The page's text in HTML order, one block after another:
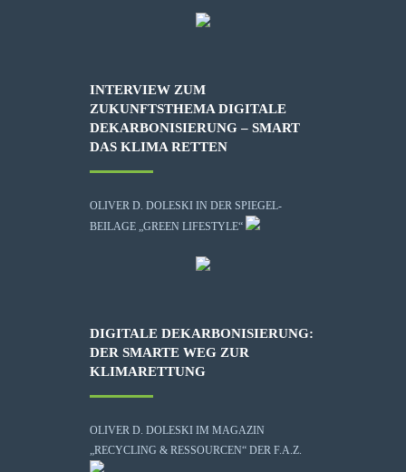
INTERVIEW ZUM
ZUKUNFTSTHEMA DIGITALE
DEKARBONISIERUNG – SMART
DAS KLIMA RETTEN
OLIVER D. DOLESKI IN DER SPIEGEL-
BEILAGE „GREEN LIFESTYLE“
DIGITALE DEKARBONISIERUNG:
DER SMARTE WEG ZUR
KLIMARETTUNG
OLIVER D. DOLESKI IM MAGAZIN
„RECYCLING & RESSOURCEN“ DER F.A.Z.